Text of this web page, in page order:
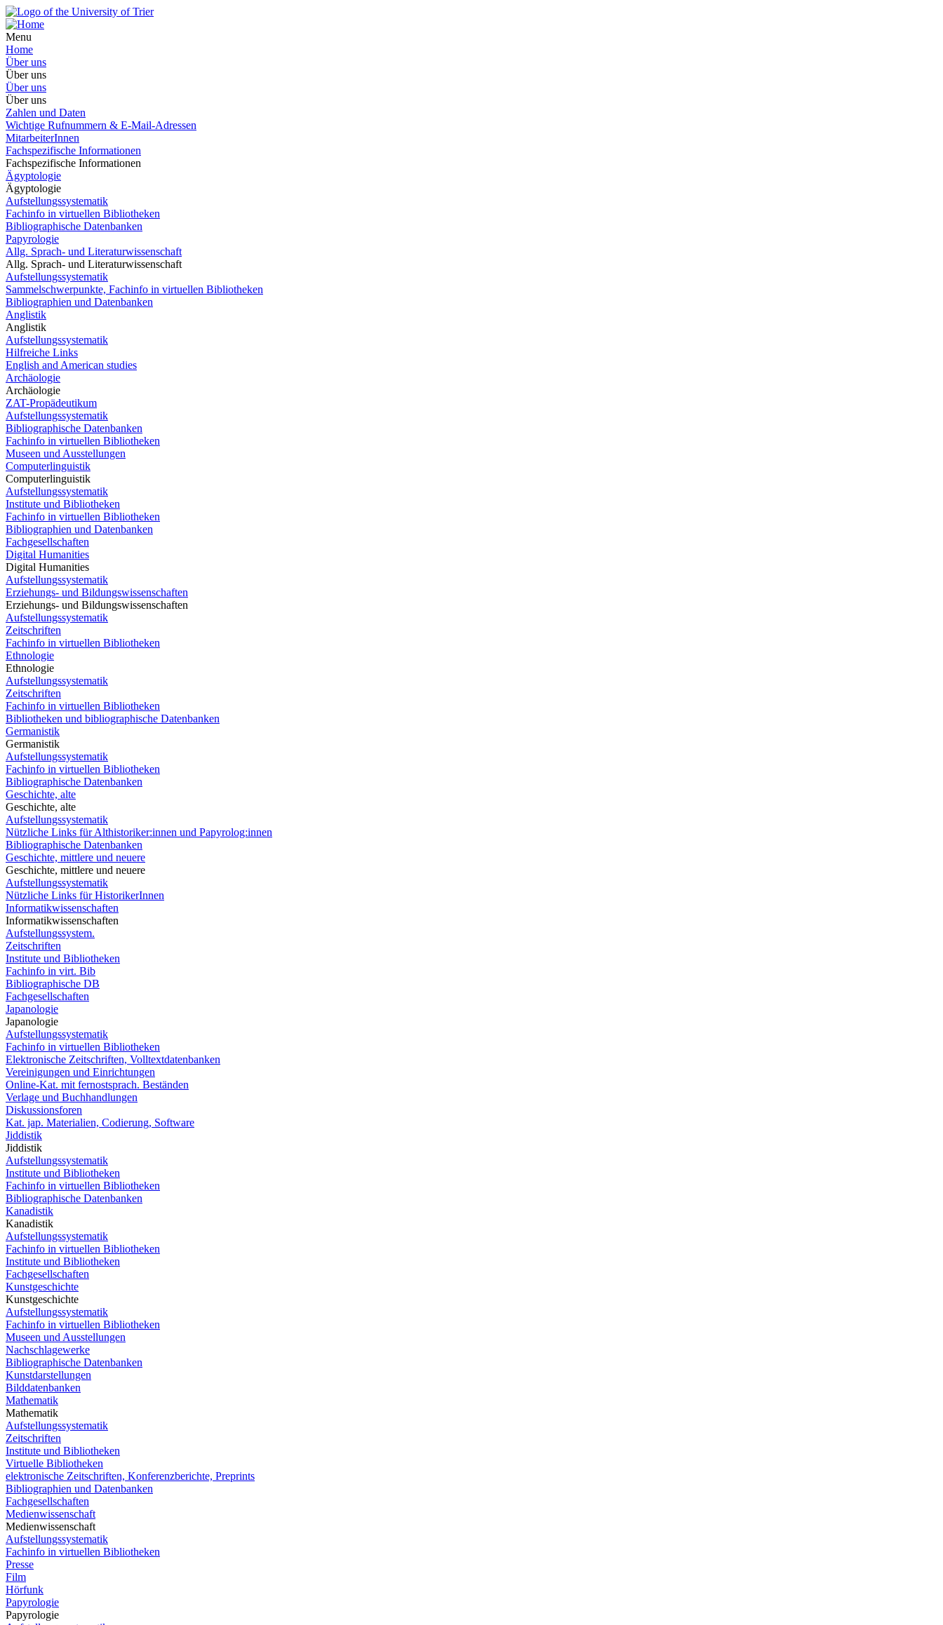
Menu
Home
Über uns
Über uns
Über uns
Über uns
Zahlen und Daten
Wichtige Rufnummern & E-Mail-Adressen
MitarbeiterInnen
Fachspezifische Informationen
Fachspezifische Informationen
Ägyptologie
Ägyptologie
Aufstellungssystematik
Fachinfo in virtuellen Bibliotheken
Bibliographische Datenbanken
Papyrologie
Allg. Sprach- und Literaturwissenschaft
Allg. Sprach- und Literaturwissenschaft
Aufstellungssystematik
Sammelschwerpunkte, Fachinfo in virtuellen Bibliotheken
Bibliographien und Datenbanken
Anglistik
Anglistik
Aufstellungssystematik
Hilfreiche Links
English and American studies
Archäologie
Archäologie
ZAT-Propädeutikum
Aufstellungssystematik
Bibliographische Datenbanken
Fachinfo in virtuellen Bibliotheken
Museen und Ausstellungen
Computerlinguistik
Computerlinguistik
Aufstellungssystematik
Institute und Bibliotheken
Fachinfo in virtuellen Bibliotheken
Bibliographien und Datenbanken
Fachgesellschaften
Digital Humanities
Digital Humanities
Aufstellungssystematik
Erziehungs- und Bildungswissenschaften
Erziehungs- und Bildungswissenschaften
Aufstellungssystematik
Zeitschriften
Fachinfo in virtuellen Bibliotheken
Ethnologie
Ethnologie
Aufstellungssystematik
Zeitschriften
Fachinfo in virtuellen Bibliotheken
Bibliotheken und bibliographische Datenbanken
Germanistik
Germanistik
Aufstellungssystematik
Fachinfo in virtuellen Bibliotheken
Bibliographische Datenbanken
Geschichte, alte
Geschichte, alte
Aufstellungssystematik
Nützliche Links für Althistoriker:innen und Papyrolog:innen
Bibliographische Datenbanken
Geschichte, mittlere und neuere
Geschichte, mittlere und neuere
Aufstellungssystematik
Nützliche Links für HistorikerInnen
Informatikwissenschaften
Informatikwissenschaften
Aufstellungssystem.
Zeitschriften
Institute und Bibliotheken
Fachinfo in virt. Bib
Bibliographische DB
Fachgesellschaften
Japanologie
Japanologie
Aufstellungssystematik
Fachinfo in virtuellen Bibliotheken
Elektronische Zeitschriften, Volltextdatenbanken
Vereinigungen und Einrichtungen
Online-Kat. mit fernostsprach. Beständen
Verlage und Buchhandlungen
Diskussionsforen
Kat. jap. Materialien, Codierung, Software
Jiddistik
Jiddistik
Aufstellungssystematik
Institute und Bibliotheken
Fachinfo in virtuellen Bibliotheken
Bibliographische Datenbanken
Kanadistik
Kanadistik
Aufstellungssystematik
Fachinfo in virtuellen Bibliotheken
Institute und Bibliotheken
Fachgesellschaften
Kunstgeschichte
Kunstgeschichte
Aufstellungssystematik
Fachinfo in virtuellen Bibliotheken
Museen und Ausstellungen
Nachschlagewerke
Bibliographische Datenbanken
Kunstdarstellungen
Bilddatenbanken
Mathematik
Mathematik
Aufstellungssystematik
Zeitschriften
Institute und Bibliotheken
Virtuelle Bibliotheken
elektronische Zeitschriften, Konferenzberichte, Preprints
Bibliographien und Datenbanken
Fachgesellschaften
Medienwissenschaft
Medienwissenschaft
Aufstellungssystematik
Fachinfo in virtuellen Bibliotheken
Presse
Film
Hörfunk
Papyrologie
Papyrologie